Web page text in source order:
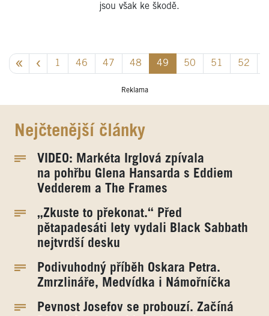
jsou však ke škodě.
1 46 47 48 49 50 51 52
Reklama
Nejčtenější články
VIDEO: Markéta Irglová zpívala
na pohřbu Glena Hansarda s Eddiem
Vedderem a The Frames
„Zkuste to překonat.“ Před
pětapadesáti lety vydali Black Sabbath
nejtvrdší desku
Podivuhodný příběh Oskara Petra.
Zmrzlináře, Medvídka i Námořníčka
Pevnost Josefov se probouzí. Začíná